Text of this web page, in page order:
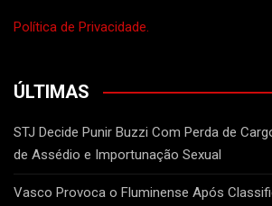
Política de Privacidade.
ÚLTIMAS
STJ Decide Punir Buzzi Com Perda de
de Assédio e Importunação Sexual
Vasco Provoca o Fluminense Após